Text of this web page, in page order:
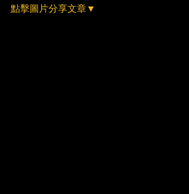
點擊圖片分享文章▼